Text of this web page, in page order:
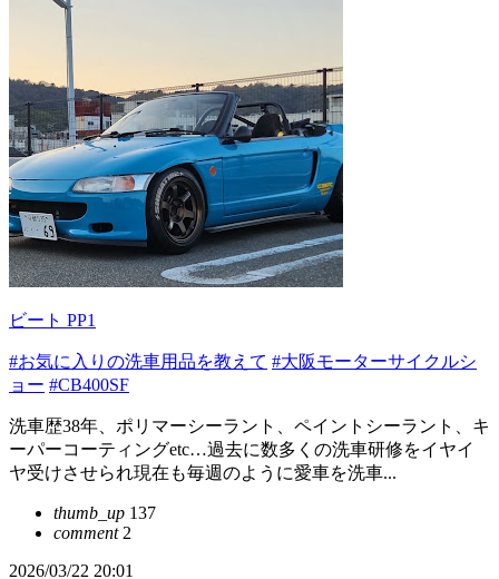
ビート PP1
#お気に入りの洗車用品を教えて #大阪モーターサイクルシ
ョー #CB400SF
洗車歴38年、ポリマーシーラント、ペイントシーラント、キ
ーパーコーティングetc…過去に数多くの洗車研修をイヤイ
ヤ受けさせられ現在も毎週のように愛車を洗車...
thumb_up 137
comment2
2026/03/22 20:01